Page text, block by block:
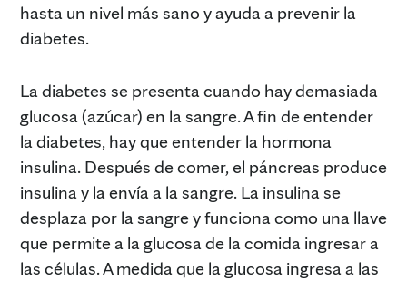
hasta un nivel más sano y ayuda a prevenir la
diabetes.
La diabetes se presenta cuando hay demasiada
glucosa (azúcar) en la sangre. A fin de entender
la diabetes, hay que entender la hormona
insulina. Después de comer, el páncreas produce
insulina y la envía a la sangre. La insulina se
desplaza por la sangre y funciona como una llave
que permite a la glucosa de la comida ingresar a
las células. A medida que la glucosa ingresa a las